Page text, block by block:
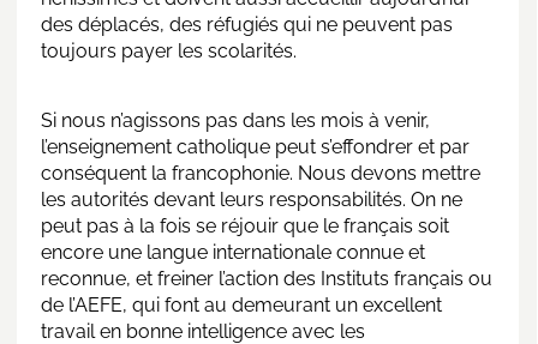
des déplacés, des réfugiés qui ne peuvent pas
toujours payer les scolarités.
Si nous n’agissons pas dans les mois à venir,
l’enseignement catholique peut s’effondrer et par
conséquent la francophonie. Nous devons mettre
les autorités devant leurs responsabilités. On ne
peut pas à la fois se réjouir que le français soit
encore une langue internationale connue et
reconnue, et freiner l’action des Instituts français ou
de l’AEFE, qui font au demeurant un excellent
travail en bonne intelligence avec les